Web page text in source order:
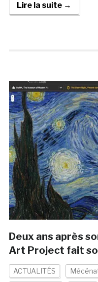
Lire la suite →
Deux ans après
Art Project fait
ACTUALITÉS